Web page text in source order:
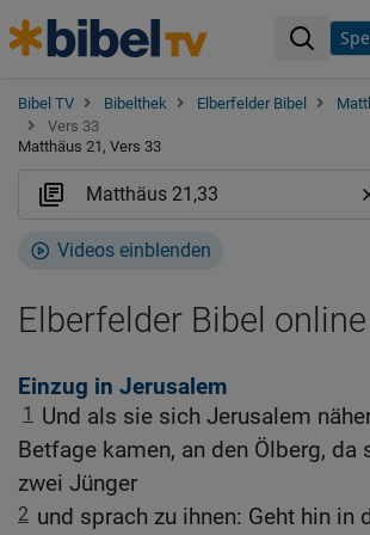
Bibel TV Bibelthek Elberfelder Bibel
Vers 33
Matthäus 21, Vers 33
Videos einblenden
Elberfelder Bibel
Einzug in Jerusalem
1
Und als sie sich Jerusalem
Betfage kamen, an den Ölberg, da
zwei Jünger
2 und sprach zu ihnen: Geht hin in